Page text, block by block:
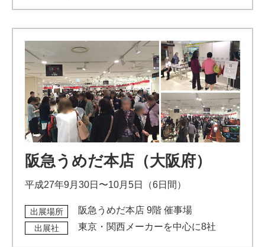
阪急うめだ本店（大阪府）
平成27年9月30日〜10月5日（6日間）
出展場所 阪急うめだ本店 9階 催事場
出展社 東京・関西メーカーを中心に8社